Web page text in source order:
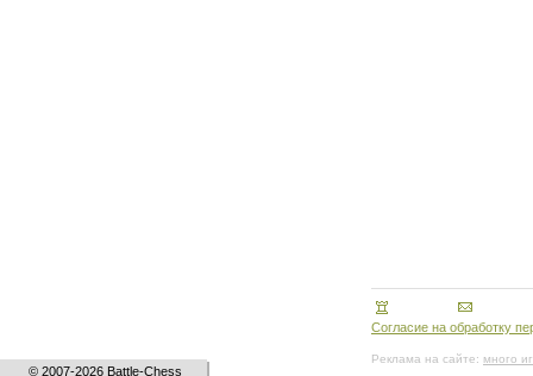
© 2007-2026 Battle-Chess
Согласие на обработку
Реклама на сайте: много